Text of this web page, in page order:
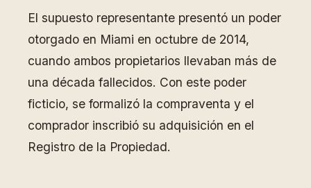
El supuesto representante presentó un poder
otorgado en Miami en octubre de 2014,
cuando ambos propietarios llevaban más de
una década fallecidos. Con este poder
ficticio, se formalizó la compraventa y el
comprador inscribió su adquisición en el
Registro de la Propiedad.